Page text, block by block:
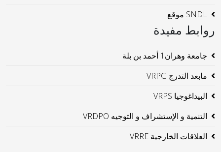
SNDL موقع
روابط مفيدة
جامعة وهران1 أحمد بن بلة
مابعد التدرج VRPG
البيداغوجيا VRPS
التنمية و الإستشراف و التوجيه VRDPO
العلاقات الخارجية VRRE